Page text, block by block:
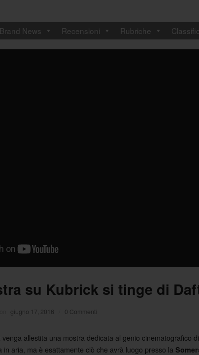
Brand News Recensioni Rubriche
su Kubrick si tinge di
giugno 17, 2016 0 Commenti
venga allestita una mostra dedicata al genio cinematografico di
in aria, ma è esattamente ciò che avrà luogo presso la